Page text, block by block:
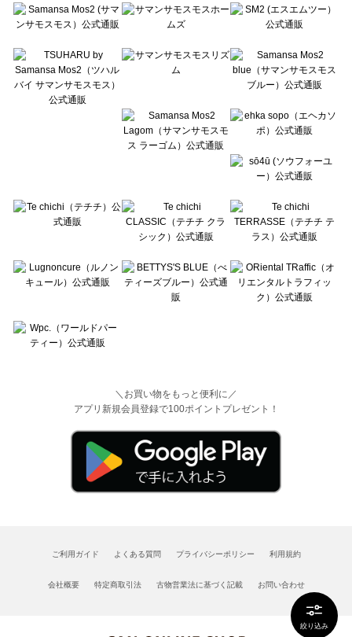
絞り込み
Te chichi（テチチ）の一覧
Te chichi CLASSIC（テチチ クラシック）の一覧
Lugnoncure（ルノンキュール）の一覧
BETTY'S BLUE（べティーズブルー）の一覧
Wpc.（ワールドパーティー）の一覧
＼お買い物をもっと便利に／
アプリ新規会員登録で100ポイントプレゼント！
ご利用ガイド よくある質問 プライバシーポリシー 利用規約
会社概要 特定商取引法 古物営業法に基づく記載 お問い合わせ